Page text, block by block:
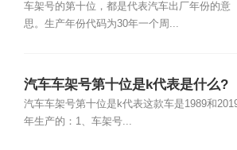
车架号的第十位，都是代表汽车出厂年份的意
思。生产年份代码为30年一个周...
汽车车架号第十位是k代表是什么?
汽车车架号第十位是k代表这款车是1989和
年生产的：1、车架号...